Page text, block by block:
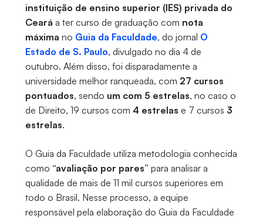
instituição de ensino superior (IES) privada do
Ceará a ter curso de graduação com nota
máxima no Guia da Faculdade, do jornal O
Estado de S. Paulo, divulgado no dia 4 de
outubro. Além disso, foi disparadamente a
universidade melhor ranqueada, com 27 cursos
pontuados, sendo um com 5 estrelas, no caso o
de Direito, 19 cursos com 4 estrelas e 7 cursos 3
estrelas.
O Guia da Faculdade utiliza metodologia conhecida
como “avaliação por pares” para analisar a
qualidade de mais de 11 mil cursos superiores em
todo o Brasil. Nesse processo, a equipe
responsável pela elaboração do Guia da Faculdade